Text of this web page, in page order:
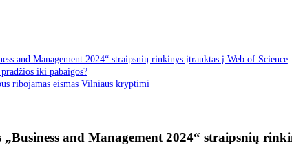
and Management 2024“ straipsnių rinkinys įtrauktas į Web of Science
iki pabaigos?
ribojamas eismas Vilniaus kryptimi
and Management 2024“ straipsnių